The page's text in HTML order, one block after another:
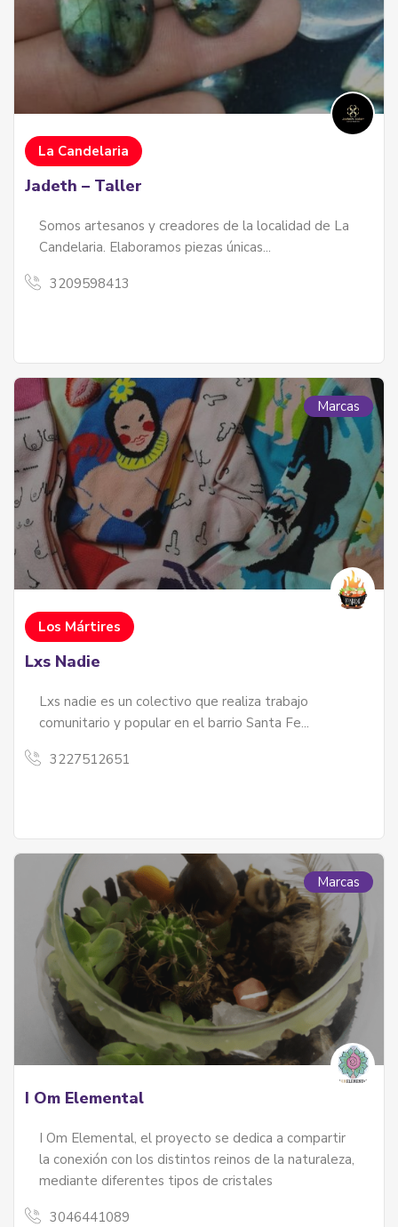
La Candelaria
Jadeth – Taller
Somos artesanos y creadores de la localidad de La
Candelaria. Elaboramos piezas únicas...
3209598413
Marcas
Los Mártires
Lxs Nadie
Lxs nadie es un colectivo que realiza trabajo
comunitario y popular en el barrio Santa Fe...
3227512651
Marcas
I Om Elemental
I Om Elemental, el proyecto se dedica a compartir
la conexión con los distintos reinos de la naturaleza,
mediante diferentes tipos de cristales
3046441089